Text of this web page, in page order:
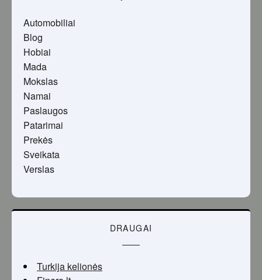
Automobiliai
Blog
Hobiai
Mada
Mokslas
Namai
Paslaugos
Patarimai
Prekės
Sveikata
Verslas
DRAUGAI
Turkija kelionės